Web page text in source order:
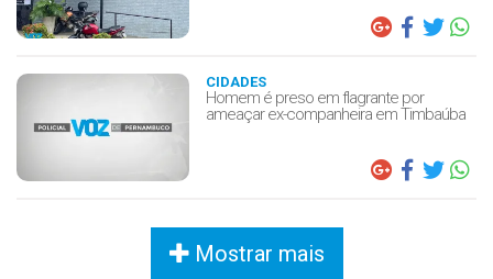
CIDADES
Homem é preso em flagrante por
ameaçar ex-companheira em Timbaúba
Mostrar mais